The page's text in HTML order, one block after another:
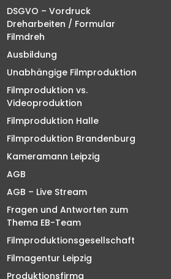
DSGVO – Vordruck
Dreharbeiten / Formular
Filmdreh
Ausbildung
Unabhängige Filmproduktion
Filmproduktion vs.
Videoproduktion
Filmproduktion Halle
Filmproduktion Brandenburg
Kameramann Leipzig
AGB
AGB – Live Stream
Fragen und Antworten zum
Thema EB-Team
Filmproduktionsgesellschaft
Filmagentur Leipzig
Produktionsfirma